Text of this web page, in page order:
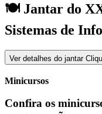
🍽️ Jantar do
Sistemas de
Ver detalhes do jantar
Minicursos
Confira os